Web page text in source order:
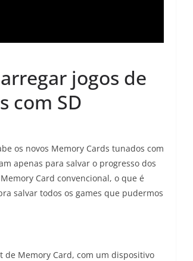
jogos de
com SD
os novos Memory Cards tunados com
apenas para salvar o progresso dos
Card convencional, o que é
salvar todos os games que pudermos
de Memory Card, com um dispositivo